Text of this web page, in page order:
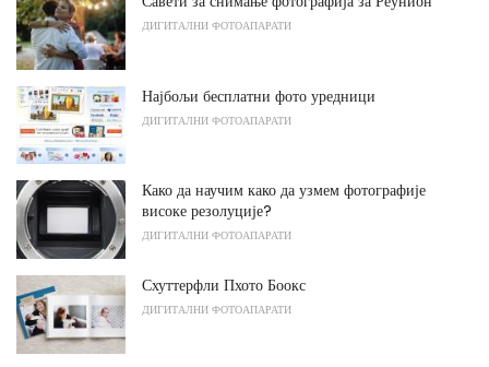
ДИГИТАЛНИ ФОТОАПАРАТИ
Најбољи бесплатни фото уредници
ДИГИТАЛНИ ФОТОАПАРАТИ
Како да научим како да узмем фотографије
високе резолуције?
ДИГИТАЛНИ ФОТОАПАРАТИ
Схуттерфли Пхото Боокс
ДИГИТАЛНИ ФОТОАПАРАТИ